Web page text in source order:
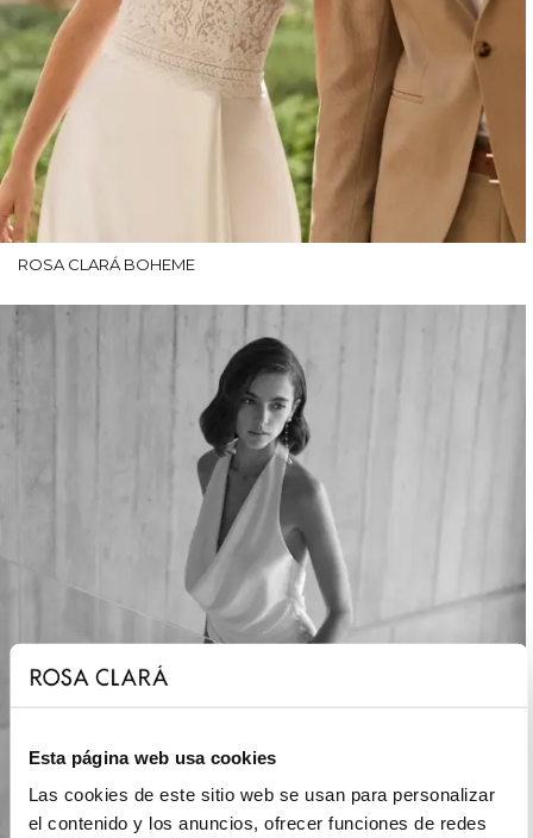
Esta página web usa cookies
Las cookies de este sitio web se usan para personalizar
el contenido y los anuncios, ofrecer funciones de redes
ROSA CLARÁ BOHEME